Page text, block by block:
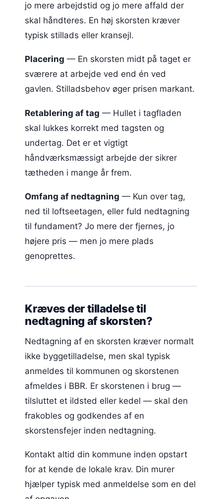
jo mere arbejdstid og jo mere affald der
skal håndteres. En høj skorsten kræver
typisk stillads eller kransejl.
Placering — En skorsten midt på taget er
sværere at arbejde ved end én ved
gavlen. Stilladsbehov øger prisen markant.
Retablering af tag — Hullet i tagfladen
skal lukkes korrekt med tagsten og
undertag. Det er et vigtigt
håndværksmæssigt arbejde der sikrer
tætheden i mange år frem.
Omfang af nedtagning — Kun over tag,
ned til loftseetagen, eller fuld nedtagning
til fundament? Jo mere der fjernes, jo
højere pris — men jo mere plads
genoprettes.
Kræves der tilladelse til
nedtagning af skorsten?
Nedtagning af en skorsten kræver normalt
ikke byggetilladelse, men skal typisk
anmeldes til kommunen og skorstenen
afmeldes i BBR. Er skorstenen i brug —
tilsluttet et ildsted eller kedel — skal den
frakobles og godkendes af en
skorstensfejer inden nedtagning.
Kontakt altid din kommune inden opstart
for at kende de lokale krav. Din murer
hjælper typisk med anmeldelse som en del